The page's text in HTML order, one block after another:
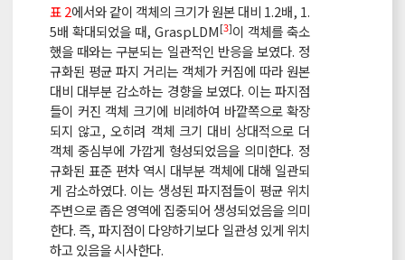
표 2에서와 같이 객체의 크기가 원본 대비 1.2배, 1.
5배 확대되었을 때, GraspLDM[3]이 객체를 축소
했을 때와는 구분되는 일관적인 반응을 보였다. 정
규화된 평균 파지 거리는 객체가 커짐에 따라 원본
대비 대부분 감소하는 경향을 보였다. 이는 파지점
들이 커진 객체 크기에 비례하여 바깥쪽으로 확장
되지 않고, 오히려 객체 크기 대비 상대적으로 더
객체 중심부에 가깝게 형성되었음을 의미한다. 정
규화된 표준 편차 역시 대부분 객체에 대해 일관되
게 감소하였다. 이는 생성된 파지점들이 평균 위치
주변으로 좁은 영역에 집중되어 생성되었음을 의미
한다. 즉, 파지점이 다양하기보다 일관성 있게 위치
하고 있음을 시사한다.